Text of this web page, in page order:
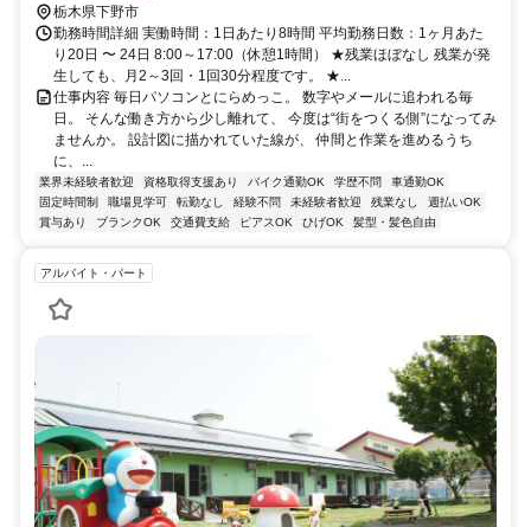
栃木県下野市
勤務時間詳細 実働時間：1日あたり8時間 平均勤務日数：1ヶ月あた
り20日 〜 24日 8:00～17:00（休憩1時間） ★残業ほぼなし 残業が発
生しても、月2～3回・1回30分程度です。 ★...
仕事内容 毎日パソコンとにらめっこ。 数字やメールに追われる毎
日。 そんな働き方から少し離れて、 今度は“街をつくる側”になってみ
ませんか。 設計図に描かれていた線が、 仲間と作業を進めるうち
に、...
業界未経験者歓迎 資格取得支援あり バイク通勤OK 学歴不問
車通勤OK
固定時間制
職場見学可 転勤なし 経験不問 未経験者歓迎 残業なし
週払いOK
賞与あり
ブランクOK 交通費支給 ピアスOK ひげOK 髪型・髪色自由
アルバイト・パート